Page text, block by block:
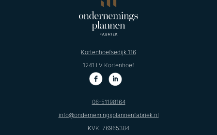
Kortenhoefsedijk 116
1241 LV Kortenhoef
06-51198164
info@ondernemingsplannenfabriek.nl
KVK: 76965384